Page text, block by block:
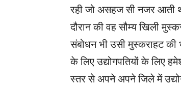
रही जो असहज सी नजर
दौरान की वह सौम्य खिली
संबोधन भी उसी मुस्कराहट की
के लिए उद्योगपतियों के लिए
स्तर से अपने अपने जिले में